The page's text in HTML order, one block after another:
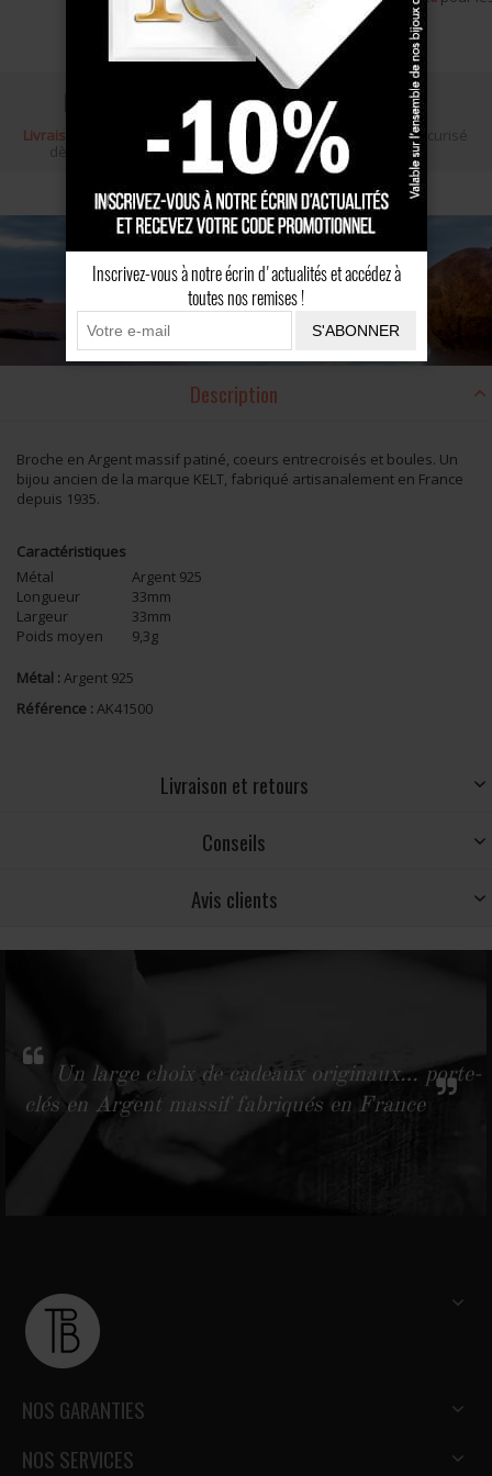
commande (pastille jaune),
Livraison gratuite
dès 100 €
Écrin cadeau Paiement sécurisé
Description
Broche en Argent massif patiné, coeurs entrecroisés et boules. Un
bijou ancien de la marque KELT, fabriqué artisanalement en France
depuis 1935.
Caractéristiques
Métal
Argent 925
Longueur
33mm
Largeur
33mm
Poids moyen
9,3g
Métal : Argent 925
Référence : AK41500
Livraison et retours
Conseils
Avis clients
Un large choix de cadeaux originaux… porte-
clés en Argent massif fabriqués en France
NOS GARANTIES
NOS SERVICES
Inscrivez-vous à notre écrin d'actualités et accédez à
toutes nos remises !
S'ABONNER